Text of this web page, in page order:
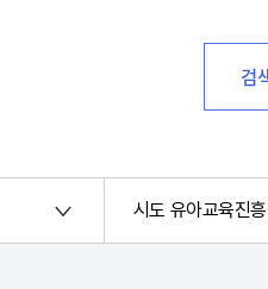
검
시도 유아교육진